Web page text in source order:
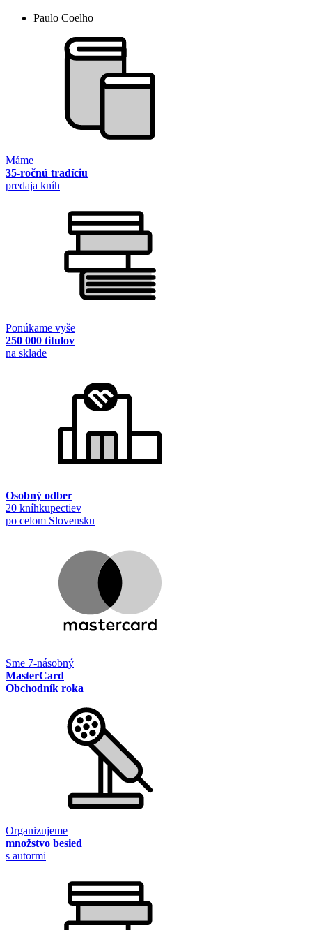
Paulo Coelho
Máme
35-ročnú tradíciu
predaja kníh
Ponúkame vyše
250 000 titulov
na sklade
Osobný odber
20 kníhkupectiev
po celom Slovensku
Sme 7-násobný
MasterCard
Obchodník roka
Organizujeme
množstvo besied
s autormi